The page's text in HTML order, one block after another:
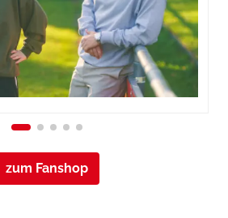
zum Fanshop